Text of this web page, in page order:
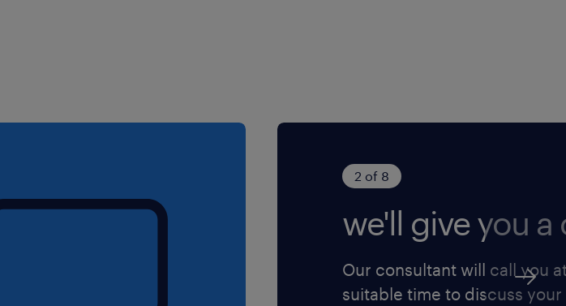
2 of 8
we'll give you a
Our consultant will call you
suitable time to discuss your